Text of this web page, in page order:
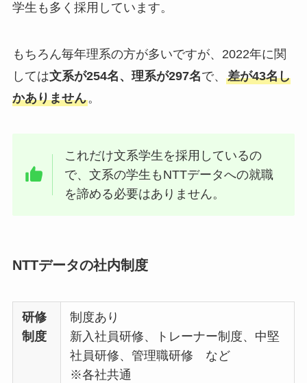
学生も多く採用しています。
もちろん毎年理系の方が多いですが、2022年に関
しては文系が254名、理系が297名で、 差が43名し
かありません。
これだけ文系学生を採用しているの
で、文系の学生もNTTデータへの就職
を諦める必要はありません。
NTTデータの社内制度
研修
制度
制度あり
新入社員研修、トレーナー制度、中堅
社員研修、管理職研修 など
※各社共通